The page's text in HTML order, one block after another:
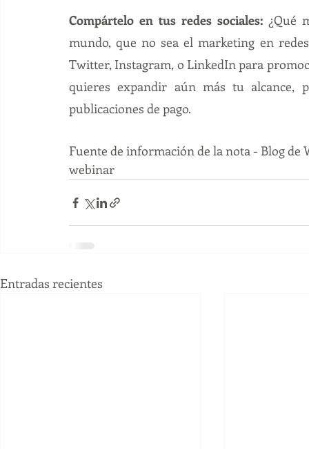
Compártelo en tus redes sociales: ¿Qué
mundo, que no sea el marketing en
Twitter, Instagram, o LinkedIn para
quieres expandir aún más tu alcance,
publicaciones de pago.
Fuente de información de la nota - Blog de
webinar
Entradas recientes